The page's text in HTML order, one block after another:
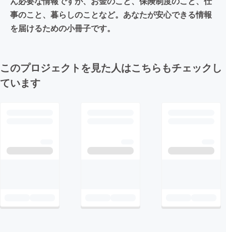
事のこと、暮らしのことなど。あなたが安心できる情報
を届けるための小冊子です。
このプロジェクトを見た人はこちらもチェックし
ています